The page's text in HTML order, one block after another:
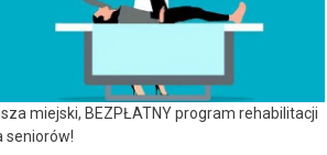
miejski, BEZPŁATNY program rehabilitacji
seniorów!